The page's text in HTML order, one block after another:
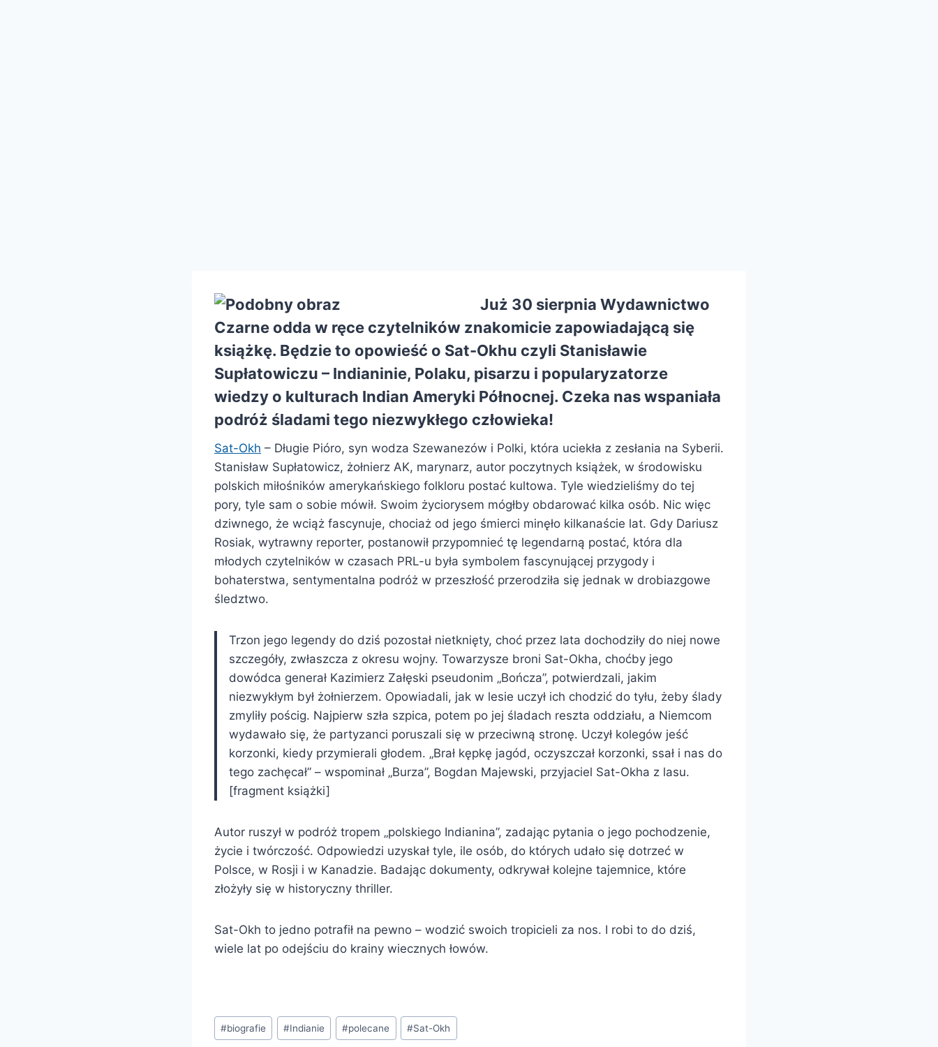
Już 30 sierpnia Wydawnictwo
Czarne odda w ręce czytelników znakomicie zapowiadającą się
książkę. Będzie to opowieść o Sat-Okhu czyli Stanisławie
Supłatowiczu – Indianinie, Polaku, pisarzu i popularyzatorze
wiedzy o kulturach Indian Ameryki Północnej. Czeka nas wspaniała
podróż śladami tego niezwykłego człowieka!
Sat-Okh – Długie Pióro, syn wodza Szewanezów i Polki, która uciekła z zesłania na Syberii.
Stanisław Supłatowicz, żołnierz AK, marynarz, autor poczytnych książek, w środowisku
polskich miłośników amerykańskiego folkloru postać kultowa. Tyle wiedzieliśmy do tej
pory, tyle sam o sobie mówił. Swoim życiorysem mógłby obdarować kilka osób. Nic więc
dziwnego, że wciąż fascynuje, chociaż od jego śmierci minęło kilkanaście lat. Gdy Dariusz
Rosiak, wytrawny reporter, postanowił przypomnieć tę legendarną postać, która dla
młodych czytelników w czasach PRL-u była symbolem fascynującej przygody i
bohaterstwa, sentymentalna podróż w przeszłość przerodziła się jednak w drobiazgowe
śledztwo.
Trzon jego legendy do dziś pozostał nietknięty, choć przez lata dochodziły do niej nowe
szczegóły, zwłaszcza z okresu wojny. Towarzysze broni Sat-Okha, choćby jego
dowódca generał Kazimierz Załęski pseudonim „Bończa”, potwierdzali, jakim
niezwykłym był żołnierzem. Opowiadali, jak w lesie uczył ich chodzić do tyłu, żeby ślady
zmyliły pościg. Najpierw szła szpica, potem po jej śladach reszta oddziału, a Niemcom
wydawało się, że partyzanci poruszali się w przeciwną stronę. Uczył kolegów jeść
korzonki, kiedy przymierali głodem. „Brał kępkę jagód, oczyszczał korzonki, ssał i nas do
tego zachęcał” – wspominał „Burza”, Bogdan Majewski, przyjaciel Sat-Okha z lasu.
[fragment książki]
Autor ruszył w podróż tropem „polskiego Indianina”, zadając pytania o jego pochodzenie,
życie i twórczość. Odpowiedzi uzyskał tyle, ile osób, do których udało się dotrzeć w
Polsce, w Rosji i w Kanadzie. Badając dokumenty, odkrywał kolejne tajemnice, które
złożyły się w historyczny thriller.
Sat-Okh to jedno potrafił na pewno – wodzić swoich tropicieli za nos. I robi to do dziś,
wiele lat po odejściu do krainy wiecznych łowów.
Tagi
wpisu:
#biografie #Indianie #polecane #Sat-Okh